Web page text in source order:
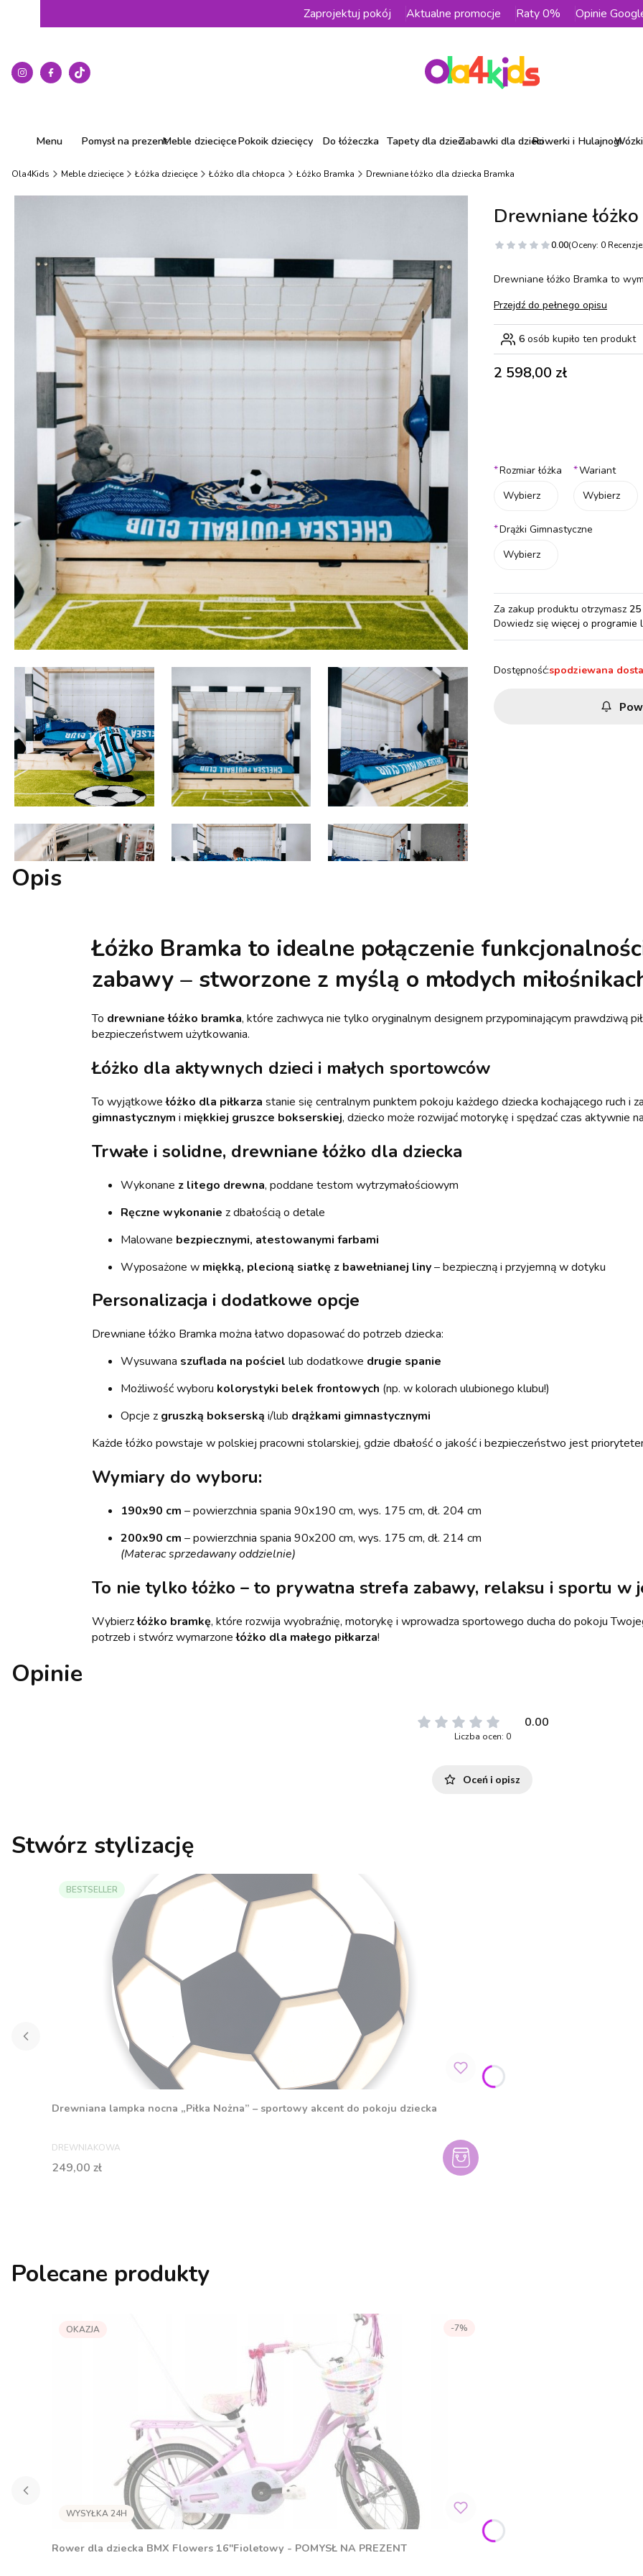
Zaprojektuj pokój Aktualne promocje Raty 0% Opinie
Menu Pomysł na prezentMeble dziecięcePokoik dziecięcy Do łóżeczka Tapety dla dzieciZabawki dla dzieciRowerki i Hulajnogi
Ola4Kids Meble dziecięce Łóżka dziecięce Łóżko dla chłopca Łóżko Bramka Drewniane łóżko dla dziecka Bramka
Drewniane
0.00(Oceny: 0
Drewniane łóżko Bramka to
Przejdź do pełnego opisu
6 osób kupiło ten produkt
Cena
2 598,00 zł
*Rozmiar łóżka
Wybierz
*Wariant
Wybierz
*Drążki Gimnastyczne
Wybierz
Za zakup produktu otrzymasz
Dowiedz się więcej o programie
Dostępność:spodziewana
Opis
Łóżko Bramka to idealne połączenie
zabawy – stworzone z myślą o młodych
To drewniane łóżko bramka, które zachwyca nie tylko oryginalnym designem przypominającym prawdziwą
bezpieczeństwem użytkowania.
Łóżko dla aktywnych dzieci i małych sportowców
To wyjątkowełóżko dla piłkarza stanie się centralnym punktem pokoju każdego dziecka kochającego ruch i
gimnastycznym i miękkiej gruszce bokserskiej, dziecko może rozwijać motorykę i spędzać czas aktywnie
Trwałe i solidne, drewniane łóżko dla dziecka
Wykonane z litego drewna, poddane testom wytrzymałościowym
Ręczne wykonanie z dbałością o detale
Malowane bezpiecznymi, atestowanymi farbami
Wyposażone w miękką, plecioną siatkę z bawełnianej liny– bezpieczną i przyjemną w dotyku
Personalizacja i dodatkowe opcje
Drewniane łóżko Bramka można łatwo dopasować do potrzeb dziecka:
Wysuwana szuflada na pościel lub dodatkowe drugie spanie
Możliwość wyboru kolorystyki belek frontowych (np. w kolorach ulubionego klubu!)
Opcje z gruszką bokserską i/lub drążkami gimnastycznymi
Każde łóżko powstaje w polskiej pracowni stolarskiej, gdzie dbałość o jakość i bezpieczeństwo jest
Wymiary do wyboru:
190x90 cm – powierzchnia spania 90x190 cm, wys. 175 cm, dł. 204 cm
200x90 cm – powierzchnia spania 90x200 cm, wys. 175 cm, dł. 214 cm
(Materac sprzedawany oddzielnie)
To nie tylko łóżko – to prywatna strefa zabawy, relaksu i sportu w
Wybierzłóżko bramkę, które rozwija wyobraźnię, motorykę i wprowadza sportowego ducha do pokoju
potrzeb i stwórz wymarzonełóżko dla małego piłkarza!
Opinie
0.00
Liczba ocen: 0
Oceń i opisz
Stwórz stylizację
BESTSELLER
Drewniana lampka nocna „Piłka Nożna” – sportowy akcent do pokoju dziecka
PRODUCENT
DREWNIAKOWA
Cena
249,00 zł
Polecane produkty
OKAZJA
Rower dla dziecka BMX Flowers 16"Fioletowy - POMYSŁ NA PREZENT
-7%